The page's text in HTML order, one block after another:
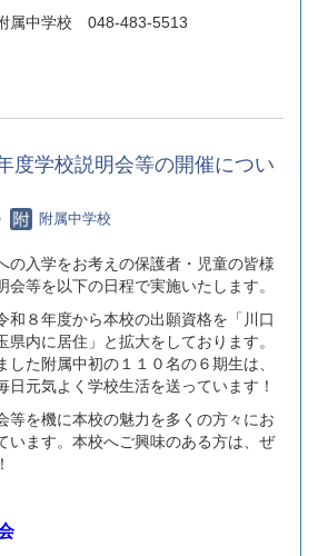
中学校 048‐483‐5513
学校説明会等の開催につい
附属中学校
入学をお考えの保護者・児童の皆様
会等を以下の日程で実施いたします。
８年度から本校の出願資格を「川口
県内に居住」と拡大をしております。
した附属中初の１１０名の６期生は、
日元気よく学校生活を送っています！
を機に本校の魅力を多くの方々にお
います。本校へご興味のある方は、ぜ